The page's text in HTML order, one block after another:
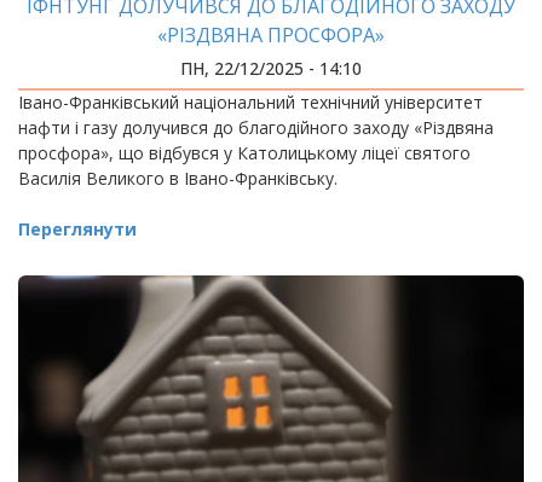
ІФНТУНГ ДОЛУЧИВСЯ ДО БЛАГОДІЙНОГО ЗАХОДУ
«РІЗДВЯНА ПРОСФОРА»
ПН, 22/12/2025 - 14:10
Івано-Франківський національний технічний університет
нафти і газу долучився до благодійного заходу «Різдвяна
просфора», що відбувся у Католицькому ліцеї святого
Василія Великого в Івано-Франківську.
Переглянути